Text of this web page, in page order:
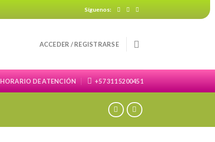
Síguenos:
ACCEDER / REGISTRARSE
HORARIO DE ATENCIÓN +57 311 5200451